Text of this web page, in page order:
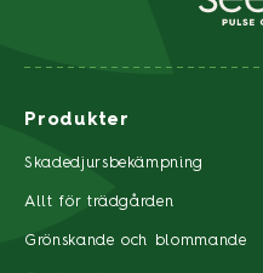
Produkter
Skadedjursbekämpning
Allt för trädgården
Grönskande och blommande